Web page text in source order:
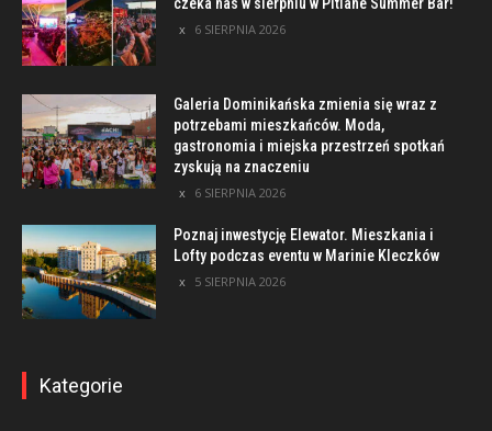
6 SIERPNIA 2026
Galeria Dominikańska zmienia się wraz z
potrzebami mieszkańców. Moda,
gastronomia i miejska przestrzeń spotkań
zyskują na znaczeniu
6 SIERPNIA 2026
Poznaj inwestycję Elewator. Mieszkania i
Lofty podczas eventu w Marinie Kleczków
5 SIERPNIA 2026
Kategorie